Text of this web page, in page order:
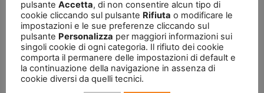
Moderatore
Giancarlo Dall’Ara–Responsabile Chinese Friendly Italy
Ospiti
Francesco Palumbo–Direttore Generale Mibact,
Renzo Iorio–Amministratore Delegato e Direttore
Generale Accor Italia,
pulsante Accetta, di non consentire alcun tipo di
cookie cliccando sul pulsante Rifiuta o modificare le
impostazioni e le sue preferenze cliccando sul
pulsante Personalizza per maggiori informazioni sui
singoli cookie di ogni categoria. Il rifiuto dei cookie
comporta il permanere delle impostazioni di default e
la continuazione della navigazione in assenza di
cookie diversi da quelli tecnici.